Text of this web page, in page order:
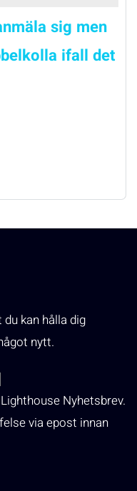
sig men
ifall det
kan hålla dig
nytt.
Nyhetsbrev.
via epost innan